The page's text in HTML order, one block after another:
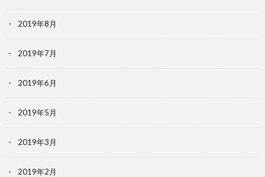
2019年8月
2019年7月
2019年6月
2019年5月
2019年3月
2019年2月